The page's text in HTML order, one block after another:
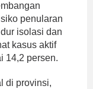
penularan
isolasi dan
kasus aktif
14,2 persen.
di provinsi,